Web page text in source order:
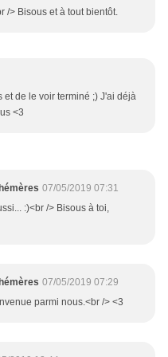
/> Bisous et à tout bientôt.
et de le voir terminé ;) J'ai déjà
<3
07/05/2019 07:31
:)<br /> Bisous à toi,
07/05/2019 07:29
parmi nous.<br /> <3